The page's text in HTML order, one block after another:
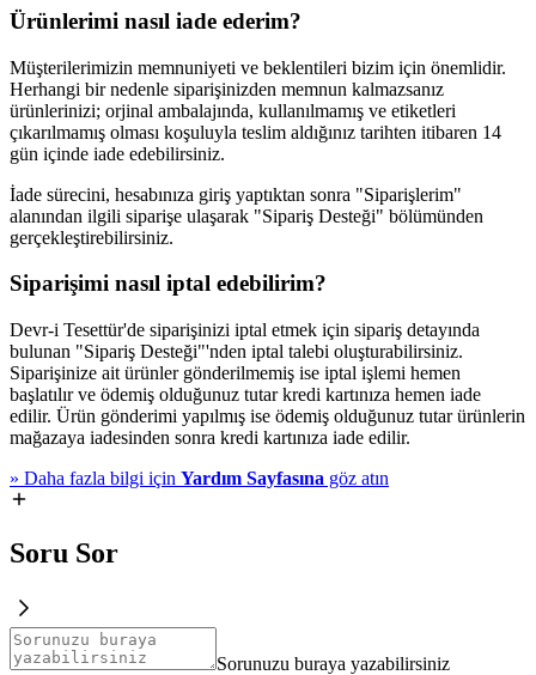
Ürünlerimi nasıl iade ederim?
Müşterilerimizin memnuniyeti ve beklentileri bizim için önemlidir.
Herhangi bir nedenle siparişinizden memnun kalmazsanız
ürünlerinizi; orjinal ambalajında, kullanılmamış ve etiketleri
çıkarılmamış olması koşuluyla teslim aldığınız tarihten itibaren 14
gün içinde iade edebilirsiniz.
İade sürecini, hesabınıza giriş yaptıktan sonra "Siparişlerim"
alanından ilgili siparişe ulaşarak "Sipariş Desteği" bölümünden
gerçekleştirebilirsiniz.
Siparişimi nasıl iptal edebilirim?
Devr-i Tesettür'de siparişinizi iptal etmek için sipariş detayında
bulunan "Sipariş Desteği"'nden iptal talebi oluşturabilirsiniz.
Siparişinize ait ürünler gönderilmemiş ise iptal işlemi hemen
başlatılır ve ödemiş olduğunuz tutar kredi kartınıza hemen iade
edilir. Ürün gönderimi yapılmış ise ödemiş olduğunuz tutar ürünlerin
mağazaya iadesinden sonra kredi kartınıza iade edilir.
» Daha fazla bilgi için Yardım Sayfasına göz atın
Soru Sor
Sorunuzu buraya yazabilirsiniz